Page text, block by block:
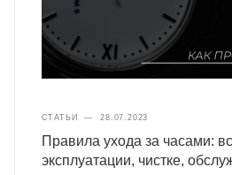
СТАТЬИ — 28.07.2023
Правила ухода за часами:
эксплуатации, чистке,